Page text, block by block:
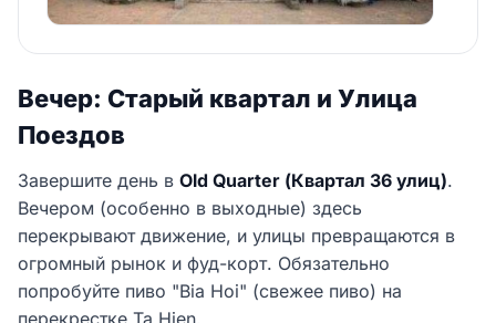
Вечер: Старый квартал и Улица
Поездов
Завершите день в Old Quarter (Квартал 36 улиц).
Вечером (особенно в выходные) здесь
перекрывают движение, и улицы превращаются в
огромный рынок и фуд-корт. Обязательно
попробуйте пиво "Bia Hoi" (свежее пиво) на
перекрестке Ta Hien.